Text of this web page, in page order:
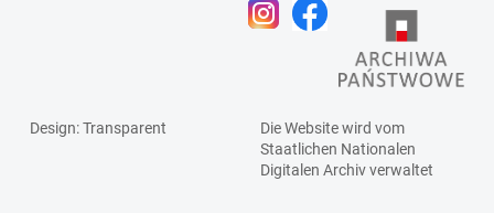
Design: Transparent
Die Website wird vom
Staatlichen Nationalen
Digitalen Archivverwaltet